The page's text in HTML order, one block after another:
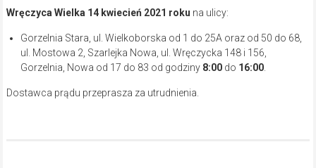
Wręczyca Wielka 14 kwiecień 2021 roku na ulicy:
Gorzelnia Stara, ul. Wielkoborska od 1 do 25A oraz od 50 do 68,
ul. Mostowa 2, Szarlejka Nowa, ul. Wręczycka 148 i 156,
Gorzelnia, Nowa od 17 do 83 od godziny 8:00 do 16:00.
Dostawca prądu przeprasza za utrudnienia.